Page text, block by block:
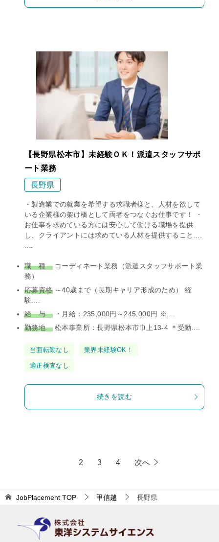
【長野県松本市】未経験ＯＫ！派遣スタッフサポ
ート業務
長野県
・製造業での就業を希望する求職者様と、人材を欲して
いる企業様の架け橋として両者をつなぐお仕事です！ ・
お仕事を求めている方には安心して働ける職場を提供
し、クライアントには求めている人材を提供すること....
....
職 種コーディネート業務（派遣スタッフサポート業
務）
応募資格～40歳まで（長期キャリア形成のため） 経
験....
給 与・月給：235,000円～245,000円 ※....
勤務地松本事業所：長野県松本市巾上13-4 ＊受動....
タ当面転勤なし 業界未経験OK！
適正検査なし
続きを読む
2 3 4 次へ
JobPlacement TOP 甲信越 長野県